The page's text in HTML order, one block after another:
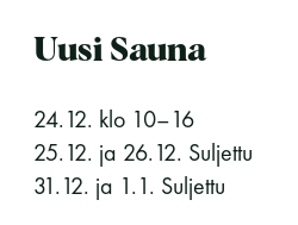
Uusi Sauna
24.12. klo 10–16
25.12. ja 26.12. Suljettu
31.12. ja 1.1. Suljettu